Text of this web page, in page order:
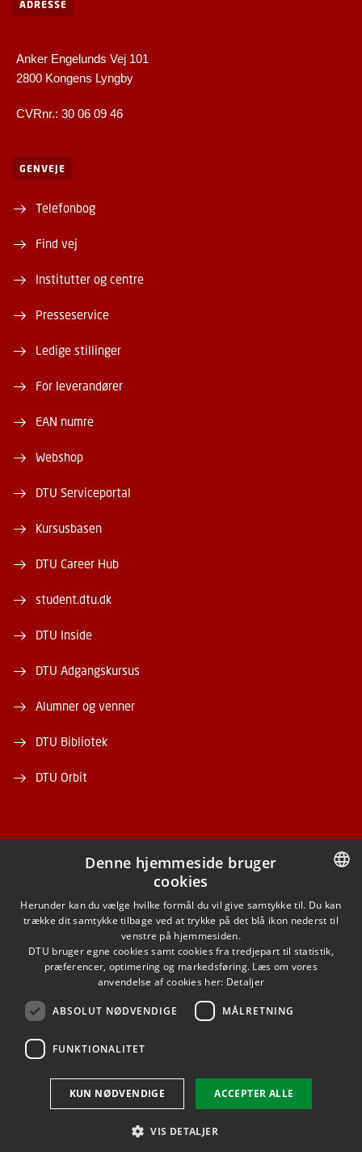
ADRESSE
Anker Engelunds Vej 101
2800 Kongens Lyngby
CVRnr.: 30 06 09 46
GENVEJE
Telefonbog
Find vej
Institutter og centre
Presseservice
Ledige stillinger
For leverandører
EAN numre
Webshop
DTU Serviceportal
Kursusbasen
DTU Career Hub
student.dtu.dk
DTU Inside
DTU Adgangskursus
Alumner og venner
DTU Bibliotek
DTU Orbit
FACEBOOK
INSTAGRAM
LINKEDIN
YOUTUBE
Tilgængelighedserklæring
DANISH
ENGLISH
Denne hjemmeside bruger
cookies
Herunder kan du vælge hvilke formål du vil give samtykke til. Du kan
trække dit samtykke tilbage ved at trykke på det blå ikon nederst til
venstre på hjemmesiden.
DTU bruger egne cookies samt cookies fra tredjepart til statistik,
præferencer, optimering og markedsføring. Læs om vores
anvendelse af cookies her: Detaljer
ABSOLUT NØDVENDIGE MÅLRETNING
FUNKTIONALITET
ACCEPTER ALLE
KUN NØDVENDIGE
VIS DETALJER